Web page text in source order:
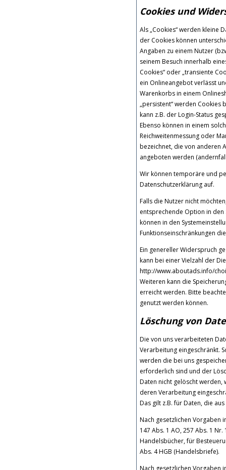
Cookies und
Als „Cookies“ werden kleine
der Cookies können
Angaben zu einem Nutzer
seinem Besuch innerhalb
Cookies“ oder „transiente
ein Onlineangebot verlässt
Warenkorbs in einem
„persistent“ werden Cookies
kann z.B. der Login-Status
Ebenso können in einem
Reichweitenmessung oder
bezeichnet, die von anderen
angeboten werden
Wir können temporäre und
Datenschutzerklärung auf.
Falls die Nutzer nicht
entsprechende Option in den
können in den
Funktionseinschränkungen
Ein genereller Widerspruch
kann bei einer Vielzahl der
http://www.aboutads.info/
Weiteren kann die
erreicht werden. Bitte
genutzt werden können.
Löschung von
Die von uns verarbeiteten
Verarbeitung eingeschränkt.
werden die bei uns
erforderlich sind und der
Daten nicht gelöscht werden,
deren Verarbeitung
Das gilt z.B. für Daten, die
Nach gesetzlichen Vorgaben
147 Abs. 1 AO, 257 Abs. 1
Handelsbücher, für
Abs. 4 HGB (Handelsbriefe).